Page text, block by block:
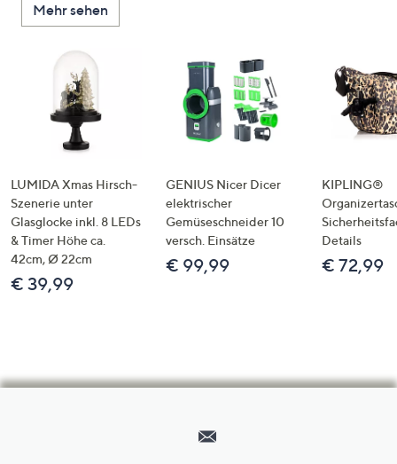
Mehr sehen
LUMIDA Xmas Hirsch-
Szenerie unter
Glasglocke inkl. 8 LEDs
& Timer Höhe ca.
42cm, Ø 22cm
€ 39,99
GENIUS Nicer Dicer
elektrischer
Gemüseschneider 10
versch. Einsätze
€ 99,99
KIPLING®
Details
€ 72,99